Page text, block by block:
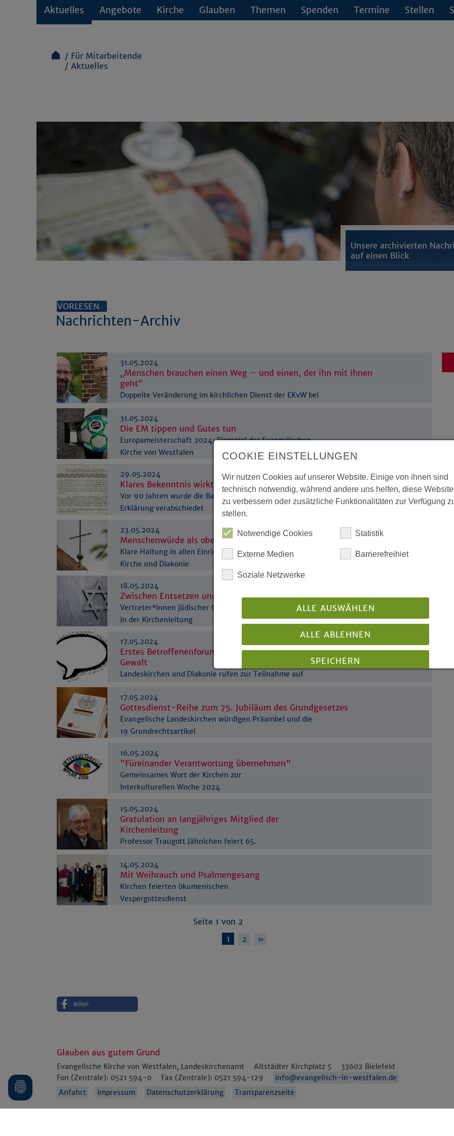
Aktuelles Angebote Kirche Glauben Themen Spenden Termine Stellen
Für Mitarbeitende
Aktuelles
Unsere archivierten
auf einen Blick
VORLESEN
Nachrichten-Archiv
31.05.2024
„Menschen brauchen einen Weg – und einen, der ihn mit ihnen
geht“
Doppelte Veränderung im kirchlichen Dienst der EKvW bei
31.05.2024
Die EM tippen und Gutes tun
Europameisterschaft 2024: Tippspiel der Evangelischen
Kirche von Westfalen
29.05.2024
Klares Bekenntnis wirkt bis heute nach
Vor 90 Jahren wurde die Barmer Theologische
Erklärung verabschiedet
23.05.2024
Menschenwürde als oberste Maxime
Klare Haltung in allen Einrichtungen von
Kirche und Diakonie
18.05.2024
Zwischen Entsetzen und Zuversicht
Vertreter*innen jüdischer Gemeinden aus NRW zu Gast
in der Kirchenleitung
17.05.2024
Erstes Betroffenenforum im Rahmen der Aufarbeitung sexualisierter
Gewalt
Landeskirchen und Diakonie rufen zur Teilnahme auf
17.05.2024
Gottesdienst-Reihe zum 75. Jubiläum des Grundgesetzes
Evangelische Landeskirchen würdigen Präambel und die
19 Grundrechtsartikel
16.05.2024
"Füreinander Verantwortung übernehmen"
Gemeinsames Wort der Kirchen zur
Interkulturellen Woche 2024
15.05.2024
Gratulation an langjähriges Mitglied der
Kirchenleitung
Professor Traugott Jähnichen feiert 65.
14.05.2024
Mit Weihrauch und Psalmengesang
Kirchen feierten ökumenischen
Vespergottesdienst
Seite 1 von 2
1
2 »
teilen
Glauben aus gutem Grund
Evangelische Kirche von Westfalen, Landeskirchenamt Altstädter Kirchplatz 5 33602 Bielefeld
Fon (Zentrale): 0521 594-0 Fax (Zentrale): 0521 594-129
info@evangelisch-in-westfalen.de
Anfahrt
Impressum Datenschutzerklärung Transparenzseite
COOKIE EINSTELLUNGEN
Wir nutzen Cookies auf unserer Website. Einige von ihnen sind
technisch notwendig, während andere uns helfen, diese Website
zu verbessern oder zusätzliche Funktionalitäten zur Verfügung
stellen.
Notwendige Cookies Statistik
Externe Medien Barrierefreihiet
Soziale Netzwerke
ALLE AUSWÄHLEN
ALLE ABLEHNEN
SPEICHERN
Impressum